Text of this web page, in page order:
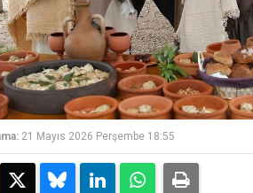
21 Mayıs 2026 Perşembe 18:55